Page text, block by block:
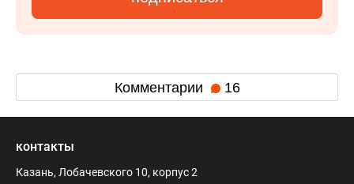
Комментарии 16
контакты
Казань, Лобачевского 10, корпус 2